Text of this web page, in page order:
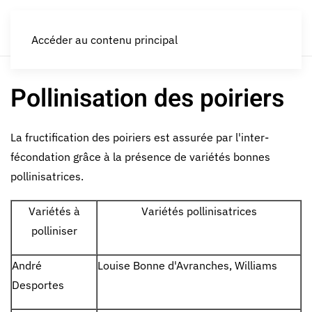
Accéder au contenu principal
Pollinisation des poiriers
La fructification des poiriers est assurée par l'inter-
fécondation grâce à la présence de variétés bonnes
pollinisatrices.
Variétés à
polliniser
Variétés pollinisatrices
André
Desportes
Louise Bonne d'Avranches, Williams